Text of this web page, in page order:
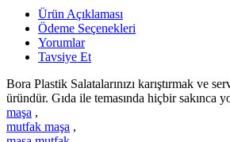
Ürün Açıklaması
Ödeme Seçenekleri
Yorumlar
Tavsiye Et
Bora Plastik Salatalarınızı karıştırmak ve
üründür. Gıda ile temasında hiçbir sakınca
maşa ,
mutfak maşa ,